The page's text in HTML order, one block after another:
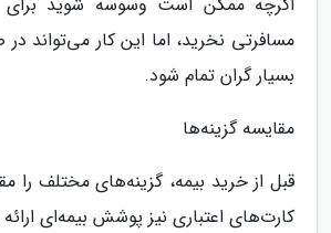
مسافرتی نخرید، اما این کار می‌تواند
بسیار گران تمام شود.
مقایسه گزینه‌ها
قبل از خرید بیمه، گزینه‌های مختلف را
کارت‌های اعتباری نیز پوشش بیمه‌ای